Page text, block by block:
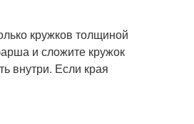
кружков толщиной
и сложите кружок
внутри. Если края